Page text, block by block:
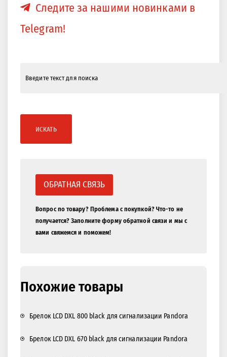
Следите за нашими новинками в
Telegram!
ИСКАТЬ
ОБРАТНАЯ СВЯЗЬ
Вопрос по товару? Проблема с покупкой? Что-то не
получается? Заполните форму обратной связи и мы с
вами свяжемся и поможем!
Похожие товары
Брелок LCD DXL 800 black для сигнализации Pandora
Брелок LCD DXL 670 black для сигнализации Pandora